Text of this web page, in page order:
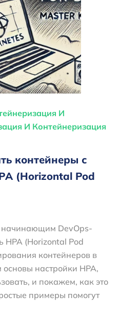
И
И Контейнеризация
контейнеры с
(Horizontal Pod
начинающим DevOps-
HPA (Horizontal Pod
контейнеров в
настройки HPA,
и покажем, как это
примеры помогут